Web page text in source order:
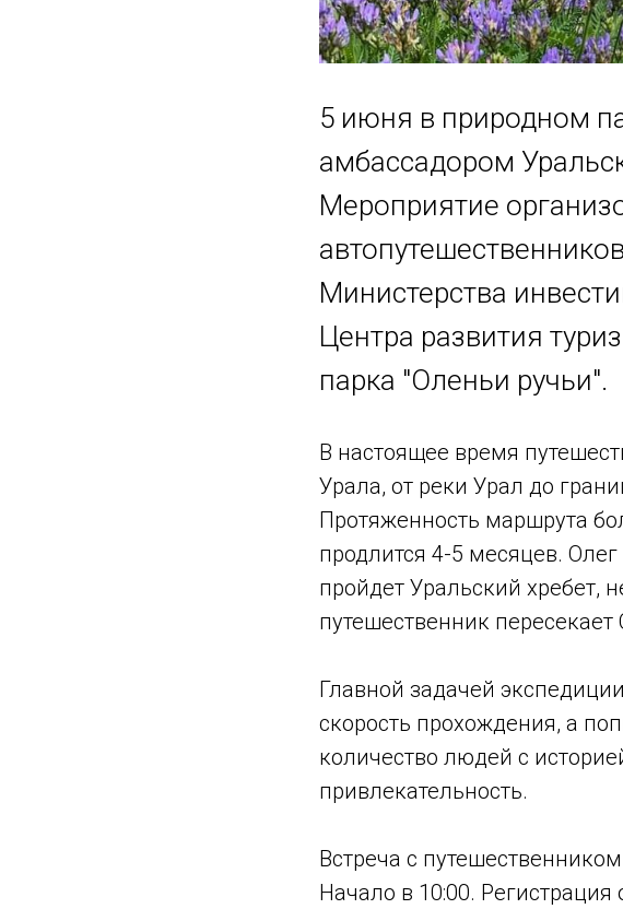
5 июня в природном
амбассадором
Мероприятие
Министерства
Центра развития
парка "Оленьи ручьи".
В настоящее время
Урала, от реки Урал до
Протяженность маршрута
продлится 4-5 месяцев.
пройдет Уральский хребет,
путешественник
Главной задачей
скорость прохождения, а
количество людей с
привлекательность.
Встреча с
Начало в 10:00. Регистрация